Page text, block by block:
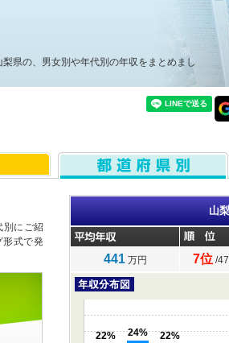
県の、男女別や年代別の年収をまとめまし
別にご紹
式で発
山
441 万円 7位 /
22% 24%
22%